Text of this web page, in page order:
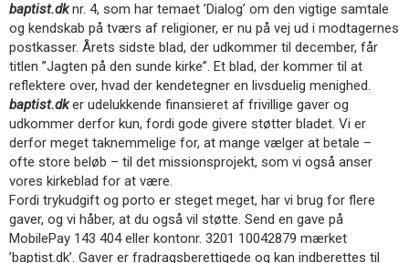
3.0:
Kalender
4.0:
Inspiration
5.0:
Værktøjskassen
6.0:
Mission
7.0:
Om
BaptistKirken
8.0:
Kontakt
9.0:Forside
10.0:
Nyheder
11.0:
Kalender
12.0:
Inspiration
13.0:
Værktøjskassen
14.0:
Mission
baptist.dknr. 4, som har temaet ’Dialog’ om den vigtige samtale
og kendskab på tværs af religioner, er nu på vej ud i modtagernes
postkasser. Årets sidste blad, der udkommer til december, får
titlen ”Jagten på den sunde kirke”. Et blad, der kommer til at
reflektere over, hvad der kendetegner en livsduelig menighed.
baptist.dker udelukkende finansieret af frivillige gaver og
udkommer derfor kun, fordi gode givere støtter bladet. Vi er
derfor meget taknemmelige for, at mange vælger at betale –
ofte store beløb – til det missionsprojekt, som vi også anser
vores kirkeblad for at være.
Fordi trykudgift og porto er steget meget, har vi brug for flere
gaver, og vi håber, at du også vil støtte. Send en gave på
MobilePay 143 404 eller kontonr. 3201 10042879 mærket
’baptist.dk’. Gaver er fradragsberettigede og kan indberettes til